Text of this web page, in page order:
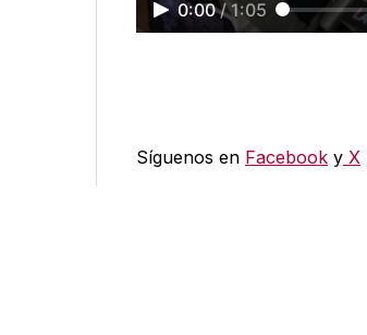
0:00 / 1:05
Síguenos en FacebookyX